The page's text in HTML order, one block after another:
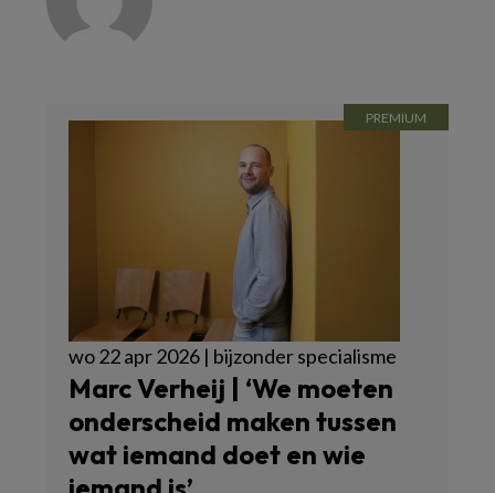
wo 22 apr 2026 | bijzonder specialisme
Marc Verheij | ‘We moeten
onderscheid maken tussen
wat iemand doet en wie